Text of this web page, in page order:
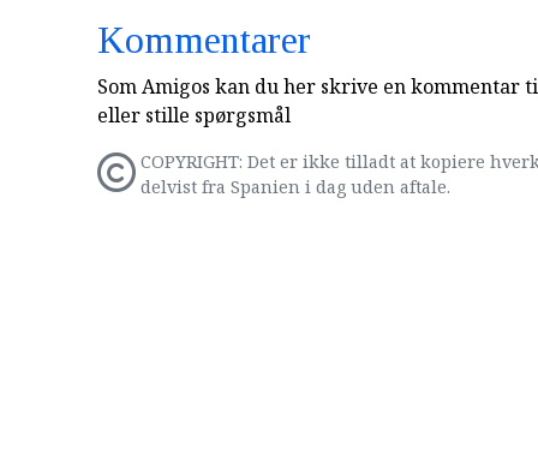
Kommentarer
Som Amigos kan du her skrive en kommentar
eller stille spørgsmål
COPYRIGHT: Det er ikke tilladt at kopiere
delvist fra Spanien i dag uden aftale.